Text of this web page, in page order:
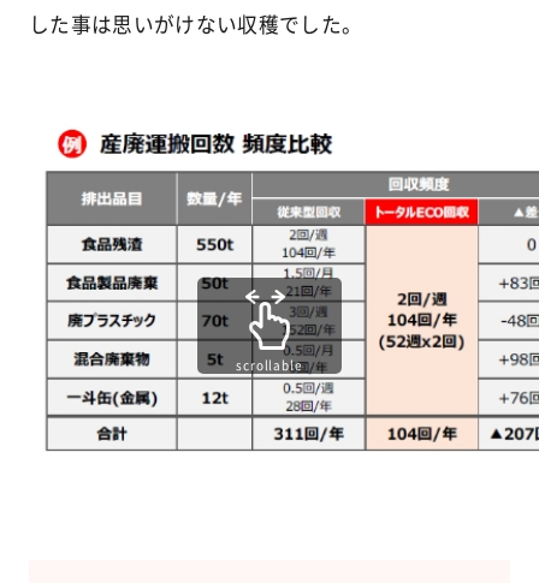
した事は思いがけない収穫でした。
scrollable